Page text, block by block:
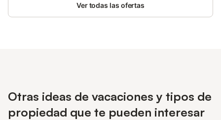
Ver todas las ofertas
Otras ideas de vacaciones y tipos de
propiedad que te pueden interesar